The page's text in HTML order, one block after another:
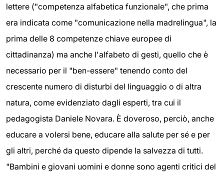
lettere ("competenza alfabetica funzionale", che prima
era indicata come "comunicazione nella madrelingua", la
prima delle 8 competenze chiave europee di
cittadinanza) ma anche l'alfabeto di gesti, quello che è
necessario per il "ben-essere" tenendo conto del
crescente numero di disturbi del linguaggio o di altra
natura, come evidenziato dagli esperti, tra cui il
pedagogista Daniele Novara. È doveroso, perciò, anche
educare a volersi bene, educare alla salute per sé e per
gli altri, perché da questo dipende la salvezza di tutti.
"Bambini e giovani uomini e donne sono agenti critici del